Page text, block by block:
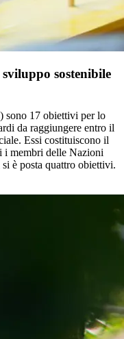
sostenibile
sono 17 obiettivi per lo
da raggiungere entro il
Essi costituiscono il
i membri delle Nazioni
è posta quattro obiettivi.